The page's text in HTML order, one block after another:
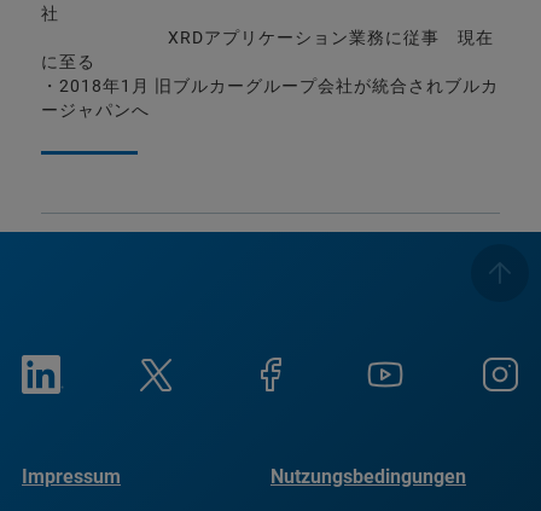
社
XRDアプリケーション業務に従事 現在
に至る
・2018年1月 旧ブルカーグループ会社が統合されブルカ
ージャパンへ
Impressum Nutzungsbedingungen